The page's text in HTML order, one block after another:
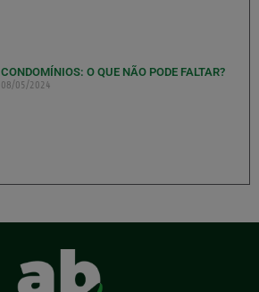
CONDOMÍNIOS: O QUE NÃO PODE FALTAR?
08/05/2024